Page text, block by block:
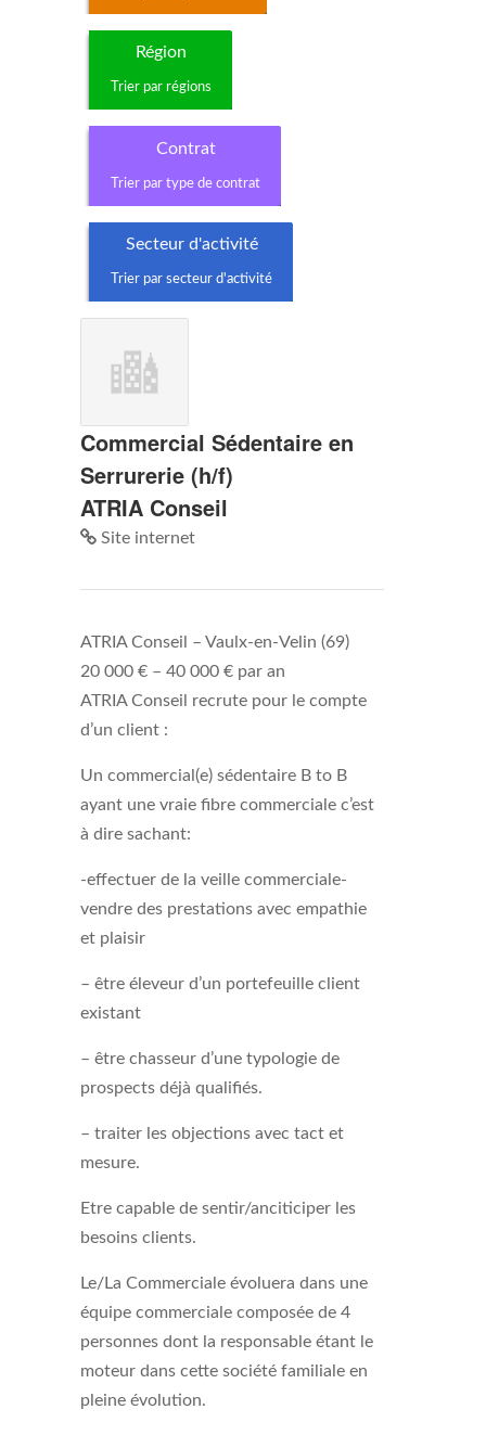
Région
Trier par régions
Contrat
Trier par type de contrat
Secteur d'activité
Trier par secteur d'activité
Commercial Sédentaire en
Serrurerie (h/f)
ATRIA Conseil
Site internet
ATRIA Conseil – Vaulx-en-Velin (69)
20 000 € – 40 000 € par an
ATRIA Conseil recrute pour le compte
d’un client :
Un commercial(e) sédentaire B to B
ayant une vraie fibre commerciale c’est
à dire sachant:
-effectuer de la veille commerciale-
vendre des prestations avec empathie
et plaisir
– être éleveur d’un portefeuille client
existant
– être chasseur d’une typologie de
prospects déjà qualifiés.
– traiter les objections avec tact et
mesure.
Etre capable de sentir/anciticiper les
besoins clients.
Le/La Commerciale évoluera dans une
équipe commerciale composée de 4
personnes dont la responsable étant le
moteur dans cette société familiale en
pleine évolution.